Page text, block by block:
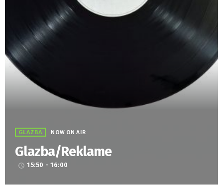
GLAZBA NOW ON AIR
Glazba/Reklame
access_time 15:50 - 16:00